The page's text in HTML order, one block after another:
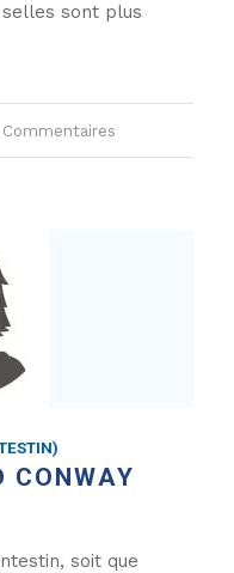
sont plus
CONWAY
soit que